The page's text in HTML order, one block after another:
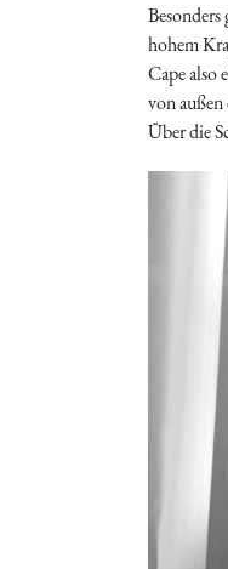
hohem
Cape also
von
Über die